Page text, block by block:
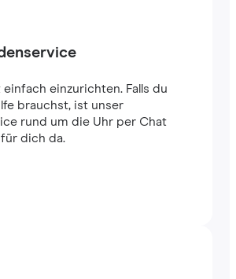
einfach einzurichten. Falls du
brauchst, ist unser
rund um die Uhr per Chat
dich da.